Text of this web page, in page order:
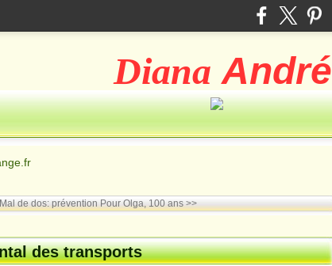
Diana André
de dos: prévention Pour Olga, 100 ans >>
des transports